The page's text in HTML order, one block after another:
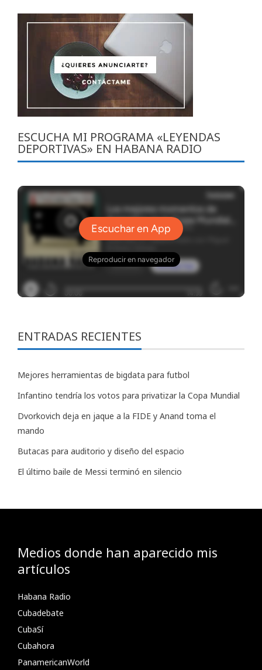
ESCUCHA MI PROGRAMA «LEYENDAS
DEPORTIVAS» EN HABANA RADIO
ENTRADAS RECIENTES
Mejores herramientas de bigdata para futbol
Infantino tendría los votos para privatizar la Copa Mundial
Dvorkovich deja en jaque a la FIDE y Anand toma el
mando
Butacas para auditorio y diseño del espacio
El último baile de Messi terminó en silencio
Medios donde han aparecido mis
artículos
Habana Radio
Cubadebate
CubaSí
Cubahora
PanamericanWorld